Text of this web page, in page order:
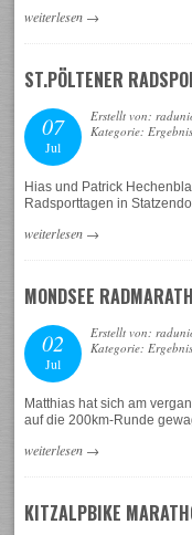
weiterlesen →
ST.PÖLTENER
07
Jul
Erstellt von:
Kategorie:
Hias und Patrick
Radsporttagen in
weiterlesen →
MONDSEE
02
Jul
Erstellt von:
Kategorie:
Matthias hat sich am
auf die 200km-Runde
weiterlesen →
KITZALPBIKE